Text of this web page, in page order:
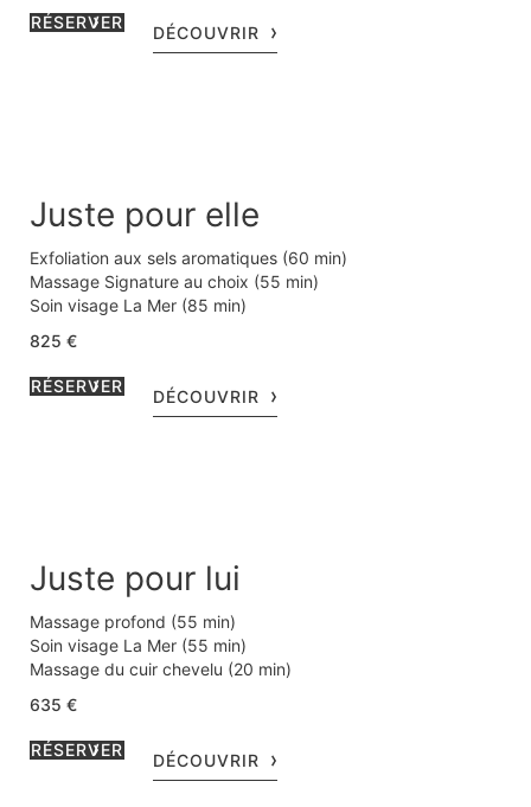
remous, et terrasse sur jardin (60 min)
Deux coupes de champagne accompagnées de canapés
salés du Chef Arnaud Faye
RÉSERVER
DÉCOUVRIR
Juste pour elle
Exfoliation aux sels aromatiques (60 min)
Massage Signature au choix (55 min)
Soin visage La Mer (85 min)
min)
Coupe de champagne accompagnée de canapés salés du
Chef Arnaud Faye
825 €
RÉSERVER
DÉCOUVRIR
Juste pour lui
Massage profond (55 min)
Soin visage La Mer (55 min)
Massage du cuir chevelu (20 min)
min)
Cocktail vitaminé de jus de fruits frais
635 €
RÉSERVER
DÉCOUVRIR